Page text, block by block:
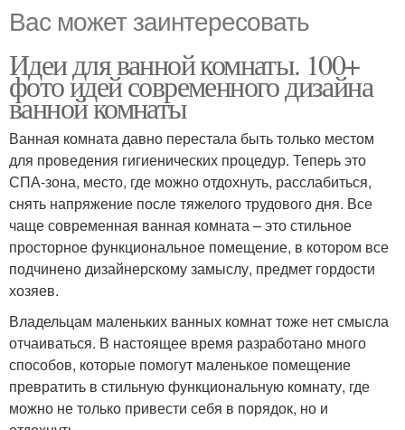
Вас может заинтересовать
Идеи для ванной комнаты. 100+
фото идей современного дизайна
ванной комнаты
Ванная комната давно перестала быть только местом
для проведения гигиенических процедур. Теперь это
СПА-зона, место, где можно отдохнуть, расслабиться,
снять напряжение после тяжелого трудового дня. Все
чаще современная ванная комната – это стильное
просторное функциональное помещение, в котором все
подчинено дизайнерскому замыслу, предмет гордости
хозяев.
Владельцам маленьких ванных комнат тоже нет смысла
отчаиваться. В настоящее время разработано много
способов, которые помогут маленькое помещение
превратить в стильную функциональную комнату, где
можно не только привести себя в порядок, но и